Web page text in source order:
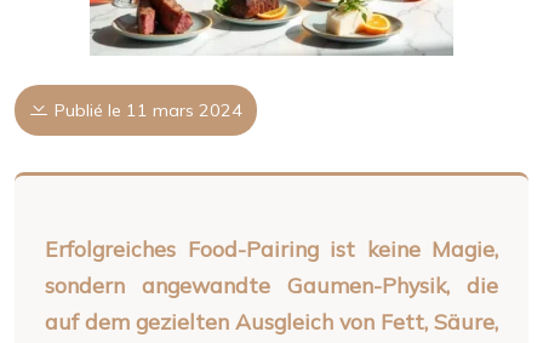
Publié le 11 mars 2024
Erfolgreiches Food-Pairing ist keine Magie,
sondern angewandte Gaumen-Physik, die
auf dem gezielten Ausgleich von Fett, Säure,